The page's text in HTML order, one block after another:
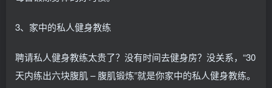
3、家中的私人健身教练
聘请私人健身教练太贵了？没有时间去健身房？没关系，“30
天内练出六块腹肌 – 腹肌锻炼”就是你家中的私人健身教练。